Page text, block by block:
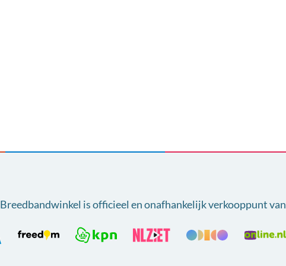
Breedbandwinkel is officieel en onafhankelijk verkooppunt van